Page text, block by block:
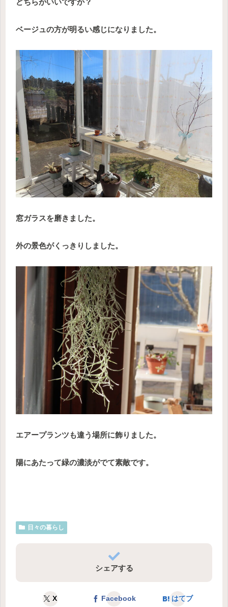
どちらがいいですか？
ベージュの方が明るい感じになりました。
窓ガラスを磨きました。
外の景色がくっきりしました。
エアープランツも違う場所に飾りました。
陽にあたって緑の濃淡がでて素敵です。
日々の暮らし
シェアする
X Facebook はてブ